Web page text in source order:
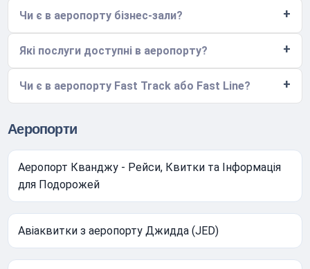
Чи є в аеропорту бізнес-зали?
Які послуги доступні в аеропорту?
Чи є в аеропорту Fast Track або Fast Line?
Аеропорти
Аеропорт Кванджу - Рейси, Квитки та Інформація
для Подорожей
Авіаквитки з аеропорту Джидда (JED)